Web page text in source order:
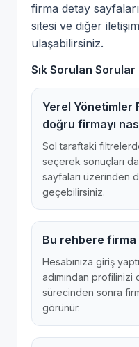
firma detay
sitesi ve diğer
ulaşabilirsiniz.
Sık Sorulan Sorular
Yerel Yönetimler
doğru firmayı
Sol taraftaki
seçerek sonuçları
sayfaları üzerinden
geçebilirsiniz.
Bu rehbere firma
Hesabınıza giriş
adımından
sürecinden sonra
görünür.